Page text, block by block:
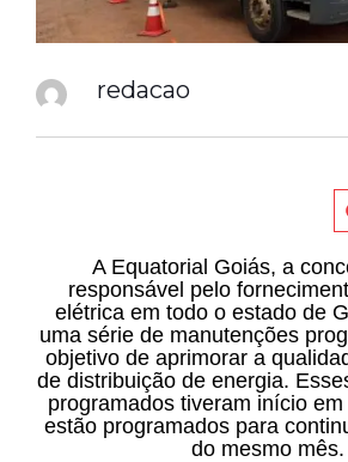
redacao
A Equatorial Goiás, a
responsável pelo
elétrica em todo o estado de
uma série de manutenções
objetivo de aprimorar a
de distribuição de energia.
programados tiveram início
estão programados para
do mesmo mês.